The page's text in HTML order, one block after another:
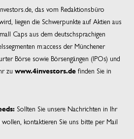
das vom Redaktionsbüro
liegen die Schwerpunkte auf Aktien aus
Caps aus dem deutschsprachigen
m:access der Münchener
Börse sowie Börsengängen (IPOs) und
zu www.4investors.de finden Sie in
Sollten Sie unsere Nachrichten in Ihr
kontaktieren Sie uns bitte per Mail